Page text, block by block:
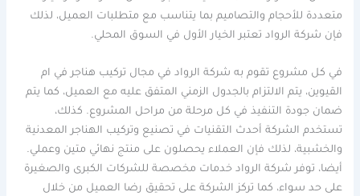
متعددة للأحجام والتصاميم بما يتناسب مع متطلبات العميل، لذلك
فإن شركة الرواد تعتبر الخيار الأول في السوق المحلي.
في كل مشروع تقوم به شركة الرواد في مجال تركيب هناجر في ام
القيوين، يتم الالتزام بالجدول الزمني المتفق عليه مع العميل، كما يتم
ضمان جودة التنفيذ في كل مرحلة من مراحل المشروع. كذلك،
تستخدم الشركة أحدث التقنيات في تصنيع وتركيب الهناجر المعدنية
والخشبية، لذلك فإن العملاء يحصلون على منتج نهائي متين وعملي.
أيضا، توفر شركة الرواد خدمات مخصصة للشركات الكبرى والصغيرة
على حد سواء، كما تركز الشركة على تحقيق رضا العميل من خلال